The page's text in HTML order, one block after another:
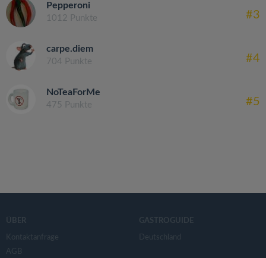
Pepperoni
1012 Punkte #3
carpe.diem
704 Punkte #4
NoTeaForMe
475 Punkte #5
ÜBER
Kontaktanfrage
AGB
GASTROGUIDE
Deutschland